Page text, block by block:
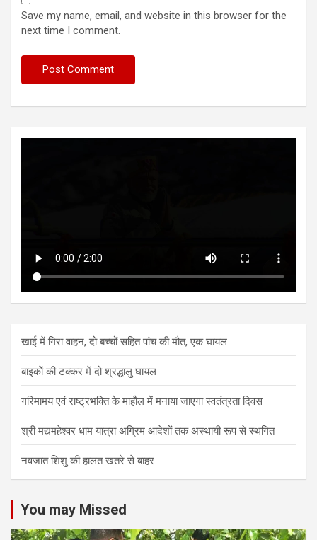
Save my name, email, and website in this browser for the
next time I comment.
खाई में गिरा वाहन, दो बच्चों सहित पांच की मौत, एक घायल
बाइकोें की टक्कर में दो श्रद्धालु घायल
गरिमामय एवं राष्ट्रभक्ति के माहौल में मनाया जाएगा स्वतंत्रता दिवस
श्री मद्यमहेश्वर धाम यात्रा अग्रिम आदेशों तक अस्थायी रूप से स्थगित
नवजात शिशु की हालत खतरे से बाहर
You may Missed